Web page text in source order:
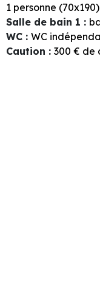
1 personne (70x190)
Salle de bain 1 :
WC : WC
Caution : 300 € de